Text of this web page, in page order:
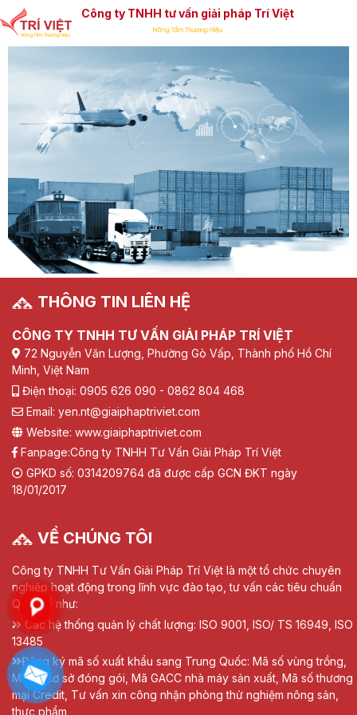
Công ty TNHH tư vấn giải pháp Trí Việt
THÔNG TIN LIÊN HỆ
CÔNG TY TNHH TƯ VẤN GIẢI PHÁP TRÍ VIỆT
72 Nguyễn Văn Lượng, Phường Gò Vấp, Thành phố Hồ Chí
Minh, Việt Nam
Điện thoại: 0905 626 090 - 0862 804 468
Email: yen.nt@giaiphaptriviet.com
Website: www.giaiphaptriviet.com
Fanpage:Công ty TNHH Tư Vấn Giải Pháp Trí Việt
GPKD số: 0314209764 đã được cấp GCN ĐKT ngày
18/01/2017
VỀ CHÚNG TÔI
Công ty TNHH Tư Vấn Giải Pháp Trí Việt là một tổ chức chuyên
nghiệp hoạt động trong lĩnh vực đào tạo, tư vấn các tiêu chuẩn
Quốc tế như:
Các hệ thống quản lý chất lượng: ISO 9001, ISO/ TS 16949, ISO
13485
Đăng ký mã số xuất khẩu sang Trung Quốc: Mã số vùng trồng,
Mã số cơ sở đóng gói, Mã GACC nhà máy sản xuất, Mã số thương
mại Credit, Tư vấn xin công nhận phòng thử nghiệm nông sản,
thực phẩm